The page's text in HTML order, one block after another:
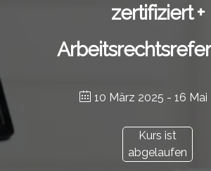
zertifiziert +
10 März 2025 - 16 Mai
Kurs ist
abgelaufen